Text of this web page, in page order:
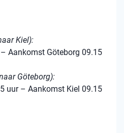
Kiel):
Aankomst Göteborg 09.15
Göteborg):
uur – Aankomst Kiel 09.15